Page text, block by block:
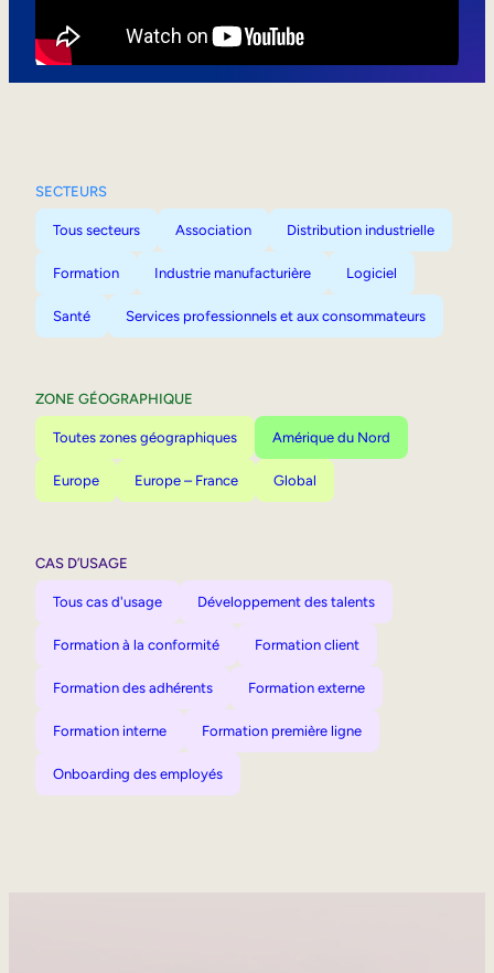
SECTEURS
Tous secteurs Association Distribution industrielle
Formation Industrie manufacturière Logiciel
Santé Services professionnels et aux consommateurs
ZONE GÉOGRAPHIQUE
Toutes zones géographiques Amérique du Nord
Europe Europe – France Global
CAS D’USAGE
Tous cas d'usage Développement des talents
Formation à la conformité Formation client
Formation des adhérents Formation externe
Formation interne Formation première ligne
Onboarding des employés